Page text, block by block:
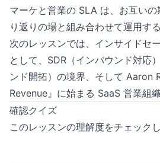
マーケと営業の SLA は、お互い
り返りの場と組み合わせて運用する
次のレッスンでは、インサイドセ
として、SDR（インバウンド対応
ンド開拓）の境界、そして Aaron
Revenue』に始まる SaaS 営業組
確認クイズ
このレッスンの理解度をチェックし